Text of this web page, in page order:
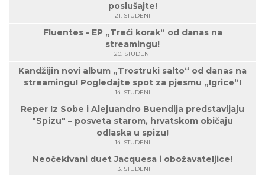
poslušajte!
21. STUDENI
Fluentes - EP „Treći korak“ od danas na
streamingu!
20. STUDENI
Kandžijin novi album „Trostruki salto“ od danas na
streamingu! Pogledajte spot za pjesmu „Igrice“!
14. STUDENI
Reper Iz Sobe i Alejuandro Buendija predstavljaju
"Spizu" – posveta starom, hrvatskom običaju
odlaska u spizu!
14. STUDENI
Neočekivani duet Jacquesa i obožavateljice!
13. STUDENI